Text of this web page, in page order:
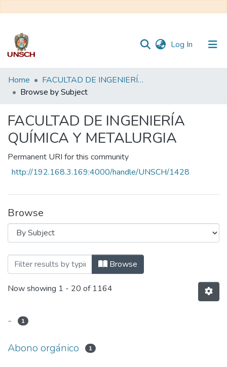
Log In (current)
Communities
&
All of DSpace
Home
FACULTAD DE INGENIERÍA QUÍMICA Y METALURGIA
Browse by Subject
FACULTAD DE INGENIERÍA
QUÍMICA Y METALURGIA
Permanent URI for this community
http://192.168.3.169:4000/handle/UNSCH/1428
Browse
Browsing FACULTAD DE INGENIERÍA
Browse
Now showing 1 - 20 of 1164
- 1
Abono orgánico 1